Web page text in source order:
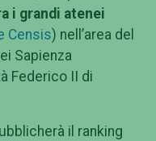
i grandi atenei
Censis) nell’area del
Sapienza
Federico II di
il ranking